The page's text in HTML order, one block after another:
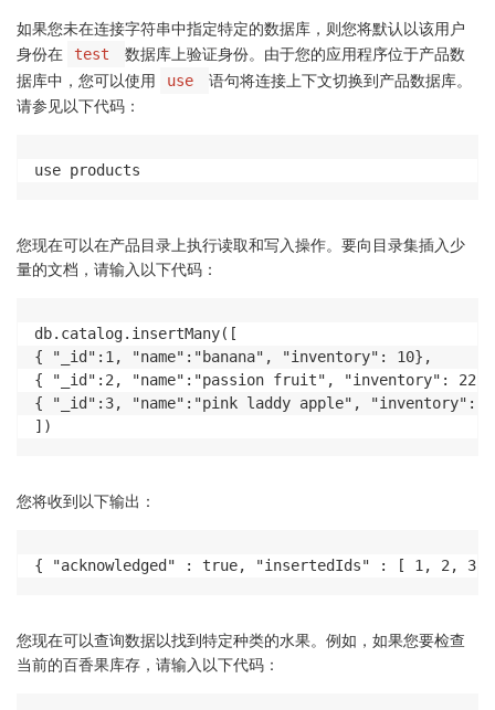
如果您未在连接字符串中指定特定的数据库，则您将默认以该用户
身份在
test
数据库上验证身份。由于您的应用程序位于产品数
据库中，您可以使用
use
语句将连接上下文切换到产品数据库。
请参见以下代码：
use products
您现在可以在产品目录上执行读取和写入操作。要向目录集插入少
量的文档，请输入以下代码：
db.catalog.insertMany([
{ "_id":1, "name":"banana", "inventory": 10},
{ "_id":2, "name":"passion fruit", "inventory": 22},
{ "_id":3, "name":"pink laddy apple", "inventory":
])
您将收到以下输出：
{ "acknowledged" : true, "insertedIds" : [ 1, 2, 3
您现在可以查询数据以找到特定种类的水果。例如，如果您要检查
当前的百香果库存，请输入以下代码：